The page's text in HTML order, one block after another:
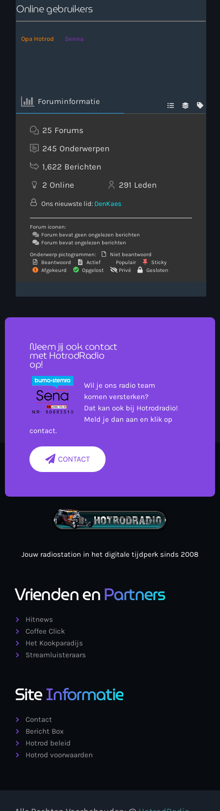
Online gebruikers
Opa Hotrod Senna
Foruminformatie
25 Forums
245 Onderwerpen
1,622 Berichten
2 Online 291 Leden
Ons nieuwste lid: DenKaes
Forum iconen:
Forum bevat geen ongelezen berichten
Forum bevat ongelezen berichten
Onderwerp pictogrammen:
Niet beantwoord
Beantwoord
Actief Populair
Sticky
Afgekeurd
Opgelost Privé Gesloten
Neem jij ook contact
met HotrodRadio
op!
Wil je ons radio team
komen versterken?
Dat kan ook bij Hotrodradio!
Meld je dan aan en klik op
contact.
CONTACT
Jouw radiostation in het digitale tijdperk sinds 2008
Vrienden enPartners
Hitnews
Coffee Click
Het Kookparadijs
Streamluisteraars
SiteInformatie
Contact
Bericht Box
Hotrod beleid
Hotrod voorwaarden